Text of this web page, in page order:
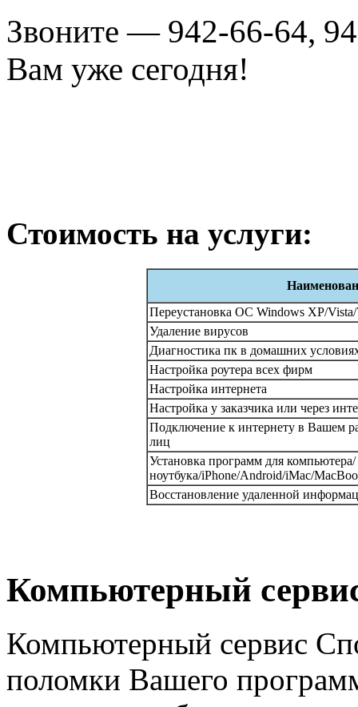
Звоните — 942-66-64,
Вам уже сегодня!
Стоимость на услуги:
Переустановка ОС Windows XP/
Удаление вирусов
Диагностика пк в домашних
Настройка роутера всех фирм
Настройка интернета
Настройка у заказчика или через
Подключение к интернету в Вашем
лиц
Установка программ для компьютера/
ноутбука/iPhone/Android/iMac/
Восстановление удаленной
Компьютерный
Компьютерный сервис
поломки Вашего